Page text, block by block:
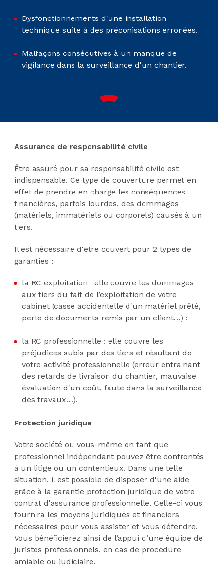
Dysfonctionnements d'une installation
technique suite à des préconisations erronées.
Malfaçons consécutives à un manque de
vigilance dans la surveillance d'un chantier.
Assurance de responsabilité civile
Être assuré pour sa responsabilité civile est
indispensable. Ce type de couverture permet en
effet de prendre en charge les conséquences
financières, parfois lourdes, des dommages
(matériels, immatériels ou corporels) causés à un
tiers.
Il est nécessaire d'être couvert pour 2 types de
garanties :
la RC exploitation : elle couvre les dommages
aux tiers du fait de l’exploitation de votre
cabinet (casse accidentelle d'un matériel prêté,
perte de documents remis par un client…) ;
la RC professionnelle : elle couvre les
préjudices subis par des tiers et résultant de
votre activité professionnelle (erreur entrainant
des retards de livraison du chantier, mauvaise
évaluation d'un coût, faute dans la surveillance
des travaux…).
Protection juridique
Votre société ou vous-même en tant que
professionnel indépendant pouvez être confrontés
à un litige ou un contentieux. Dans une telle
situation, il est possible de disposer d'une aide
grâce à la garantie protection juridique de votre
contrat d'assurance professionnelle. Celle-ci vous
fournira les moyens juridiques et financiers
nécessaires pour vous assister et vous défendre.
Vous bénéficierez ainsi de l’appui d’une équipe de
juristes professionnels, en cas de procédure
amiable ou judiciaire.